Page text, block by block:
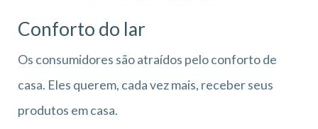
Conforto do lar
Os consumidores são atraídos pelo conforto de
casa. Eles querem, cada vez mais, receber seus
produtos em casa.